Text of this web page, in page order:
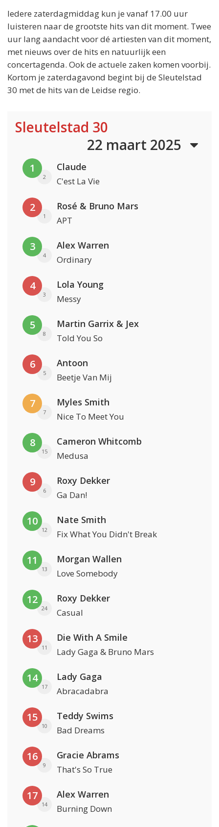
Iedere zaterdagmiddag kun je vanaf 17.00 uur
luisteren naar de grootste hits van dit moment. Twee
uur lang aandacht voor dé artiesten van dit moment,
met nieuws over de hits en natuurlijk een
concertagenda. Ook de actuele zaken komen voorbij.
Kortom je zaterdagavond begint bij de Sleutelstad
30 met de hits van de Leidse regio.
Sleutelstad 30
22 maart 2025
1
2
Claude
C'est La Vie
2
1
Rosé & Bruno Mars
APT
3
4
Alex Warren
Ordinary
4
3
Lola Young
Messy
5
8
Martin Garrix & Jex
Told You So
6
5
Antoon
Beetje Van Mij
7
7
Myles Smith
Nice To Meet You
8
15
Cameron Whitcomb
Medusa
9
6
Roxy Dekker
Ga Dan!
10
12
Nate Smith
Fix What You Didn't Break
11
13
Morgan Wallen
Love Somebody
12
24
Roxy Dekker
Casual
13
11
Die With A Smile
Lady Gaga & Bruno Mars
14
17
Lady Gaga
Abracadabra
15
10
Teddy Swims
Bad Dreams
16
9
Gracie Abrams
That's So True
17
14
Alex Warren
Burning Down